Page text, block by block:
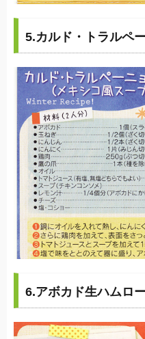
5.カルド・トラルペ
6.アボカド生ハムロ